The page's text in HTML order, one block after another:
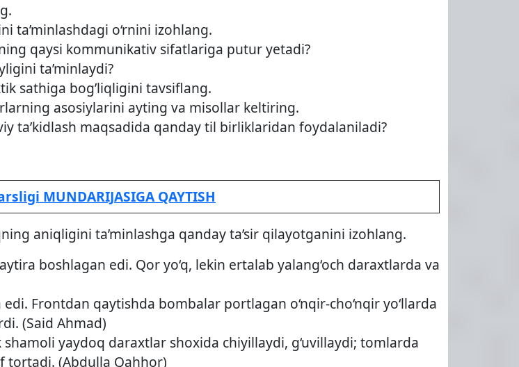
ta’minlashdagi o‘rnini izohlang.
qaysi kommunikativ sifatlariga putur yetadi?
ta’minlaydi?
sathiga bog’liqligini tavsiflang.
asosiylarini ayting va misollar keltiring.
ta’kidlash maqsadida qanday til birliklaridan foydalaniladi?
MUNDARIJASIGA QAYTISH
aniqligini ta’minlashga qanday ta’sir qilayotganini izohlang.
boshlagan edi. Qor yo‘q, lekin ertalab yalang‘och daraxtlarda va
edi. Frontdan qaytishda bombalar portlagan o‘nqir-cho‘nqir yo‘llarda
(Said Ahmad)
yaydoq daraxtlar shoxida chiyillaydi, g‘uvillaydi; tomlarda
tortadi. (Abdulla Qahhor)